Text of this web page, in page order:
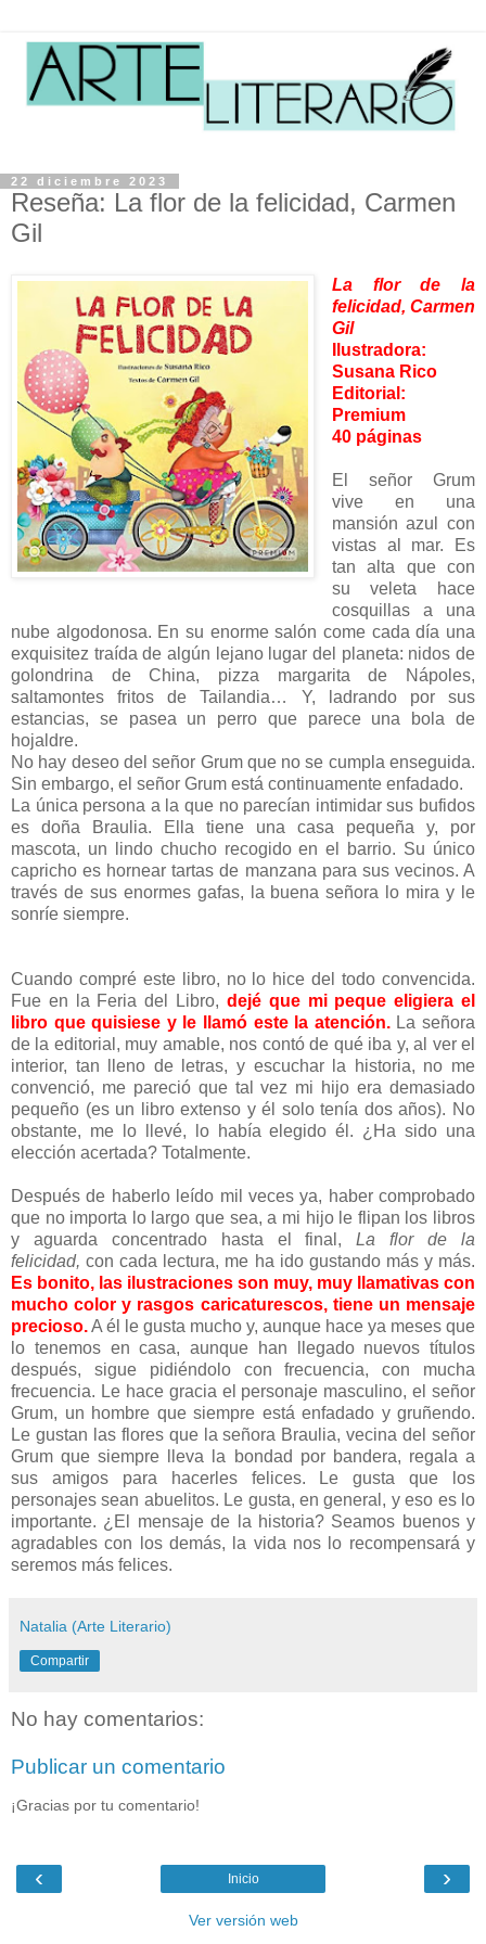
22 diciembre 2023
Reseña: La flor de la felicidad, Carmen
Gil
La flor de la
felicidad, Carmen
Gil
Ilustradora:
Susana Rico
Editorial:
Premium
40 páginas
El señor Grum
vive en una
mansión azul con
vistas al mar. Es
tan alta que con
su veleta hace
cosquillas a una
nube algodonosa. En su enorme salón come cada día una
exquisitez traída de algún lejano lugar del planeta: nidos de
golondrina de China, pizza margarita de Nápoles,
saltamontes fritos de Tailandia… Y, ladrando por sus
estancias, se pasea un perro que parece una bola de
hojaldre.
No hay deseo del señor Grum que no se cumpla enseguida.
Sin embargo, el señor Grum está continuamente enfadado.
La única persona a la que no parecían intimidar sus bufidos
es doña Braulia. Ella tiene una casa pequeña y, por
mascota, un lindo chucho recogido en el barrio. Su único
capricho es hornear tartas de manzana para sus vecinos. A
través de sus enormes gafas, la buena señora lo mira y le
sonríe siempre.
Cuando compré este libro, no lo hice del todo convencida.
Fue en la Feria del Libro, dejé que mi peque eligiera el
libro que quisiese y le llamó este la atención.La señora
de la editorial, muy amable, nos contó de qué iba y, al ver el
interior, tan lleno de letras, y escuchar la historia, no me
convenció, me pareció que tal vez mi hijo era demasiado
pequeño (es un libro extenso y él solo tenía dos años). No
obstante, me lo llevé, lo había elegido él. ¿Ha sido una
elección acertada? Totalmente.
Después de haberlo leído mil veces ya, haber comprobado
que no importa lo largo que sea, a mi hijo le flipan los libros
y aguarda concentrado hasta el final,La flor de la
felicidad, con cada lectura, me ha ido gustando más y más.
Es bonito, las ilustraciones son muy, muy llamativas con
mucho color y rasgos caricaturescos, tiene un mensaje
precioso.A él le gusta mucho y, aunque hace ya meses que
lo tenemos en casa, aunque han llegado nuevos títulos
después, sigue pidiéndolo con frecuencia, con mucha
frecuencia. Le hace gracia el personaje masculino, el señor
Grum, un hombre que siempre está enfadado y gruñendo.
Le gustan las flores que la señora Braulia, vecina del señor
Grum que siempre lleva la bondad por bandera, regala a
sus amigos para hacerles felices. Le gusta que los
personajes sean abuelitos. Le gusta, en general, y eso es lo
importante. ¿El mensaje de la historia? Seamos buenos y
agradables con los demás, la vida nos lo recompensará y
seremos más felices.
Natalia (Arte Literario)
Compartir
No hay comentarios:
Publicar un comentario
¡Gracias por tu comentario!
‹ ›
Inicio
Ver versión web